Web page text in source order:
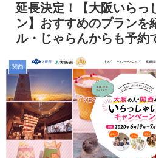
延長決定！【大阪いらっ
ン】おすすめのプランを
ル・じゃらんからも予約
関西